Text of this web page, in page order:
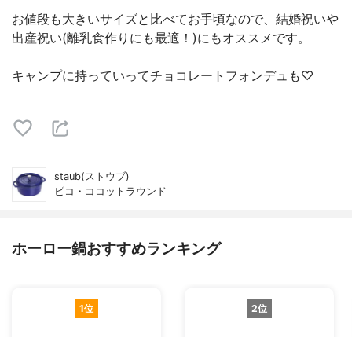
お値段も大きいサイズと比べてお手頃なので、結婚祝いや
出産祝い(離乳食作りにも最適！)にもオススメです。
キャンプに持っていってチョコレートフォンデュも♡
staub(ストウブ)
ピコ・ココットラウンド
ホーロー鍋おすすめランキング
1位 2位